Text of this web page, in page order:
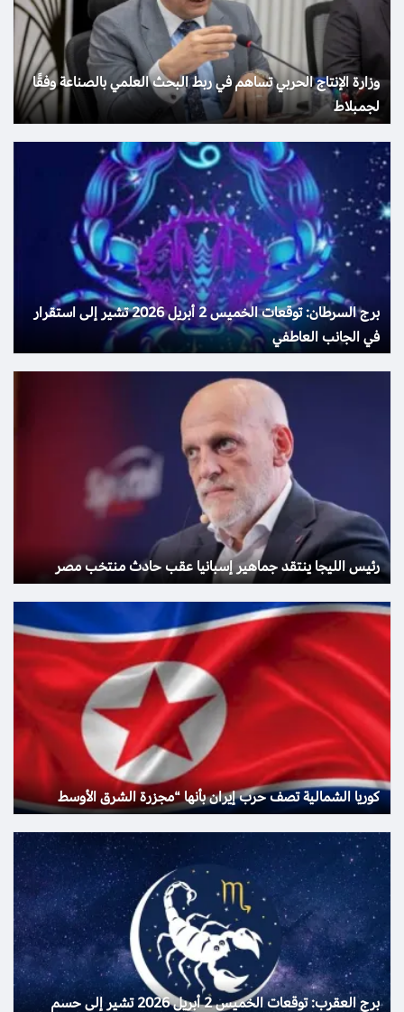
وزارة الإنتاج الحربي تساهم في ربط البحث العلمي بالصناعة وفقًا
لجمبلاط
برج السرطان: توقعات الخميس 2 أبريل 2026 تشير إلى استقرار
في الجانب العاطفي
رئيس الليجا ينتقد جماهير إسبانيا عقب حادث منتخب مصر
كوريا الشمالية تصف حرب إيران بأنها “مجزرة الشرق الأوسط
برج العقرب: توقعات الخميس 2 أبريل 2026 تشير إلى حسم